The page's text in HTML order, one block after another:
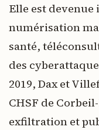
Elle est
numérisation
santé,
des
2019, Dax et
CHSF de
exfiltration et